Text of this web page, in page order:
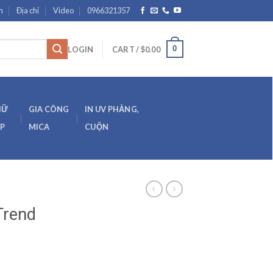
Địa chỉ Video 0966321357
LOGIN CART /$0.00 0
GIA CÔNG
MICA
IN UV PHẲNG,
CUỘN